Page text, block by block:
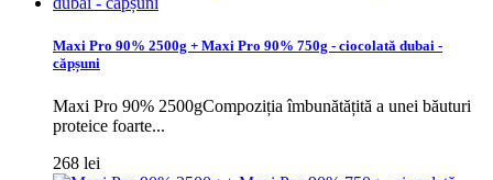
Maxi Pro 90% 2500g + Maxi Pro 90% 750g - ciocolată dubai -
căpșuni
Maxi Pro 90% 2500gCompoziția îmbunătățită a unei băuturi
proteice foarte...
268 lei